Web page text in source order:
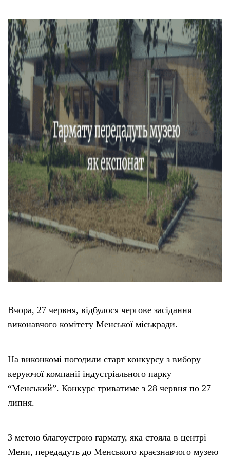
Вчора, 27 червня, відбулося чергове засідання
виконавчого комітету Менської міськради.
На виконкомі погодили старт конкурсу з вибору
керуючої компанії індустріального парку
“Менський”. Конкурс триватиме з 28 червня по 27
липня.
З метою благоустрою гармату, яка стояла в центрі
Мени, передадуть до Менського краєзнавчого музею